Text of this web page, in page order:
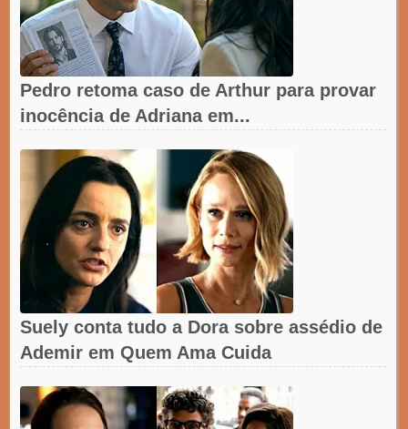
Pedro retoma caso de Arthur para provar
inocência de Adriana em...
Suely conta tudo a Dora sobre assédio de
Ademir em Quem Ama Cuida